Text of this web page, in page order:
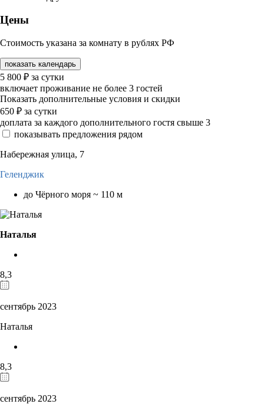
Цены
Стоимость указана за комнату в рублях РФ
показать календарь
5 800 ₽ за сутки
включает проживание не более 3 гостей
Показать дополнительные условия и скидки
650 ₽ за сутки
доплата за каждого дополнительного гостя свыше 3
показывать предложения рядом
Набережная улица, 7
Геленджик
до Чёрного моря ~ 110 м
Наталья
8,3
сентябрь 2023
Наталья
8,3
сентябрь 2023